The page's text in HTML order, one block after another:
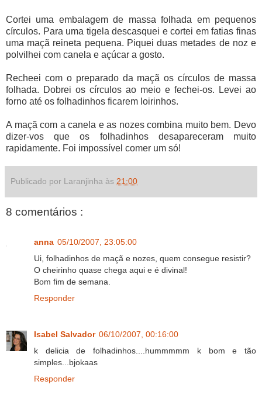
Cortei uma embalagem de massa folhada em pequenos
círculos. Para uma tigela descasquei e cortei em fatias finas
uma maçã reineta pequena. Piquei duas metades de noz e
polvilhei com canela e açúcar a gosto.
Recheei com o preparado da maçã os círculos de massa
folhada. Dobrei os círculos ao meio e fechei-os. Levei ao
forno até os folhadinhos ficarem loirinhos.
A maçã com a canela e as nozes combina muito bem. Devo
dizer-vos que os folhadinhos desapareceram muito
rapidamente. Foi impossível comer um só!
Publicado por Laranjinha às 21:00
8 comentários :
anna 05/10/2007, 23:05:00
Ui, folhadinhos de maçã e nozes, quem consegue resistir?
O cheirinho quase chega aqui e é divinal!
Bom fim de semana.
Responder
Isabel Salvador 06/10/2007, 00:16:00
k delicia de folhadinhos....hummmmm k bom e tão
simples...bjokaas
Responder